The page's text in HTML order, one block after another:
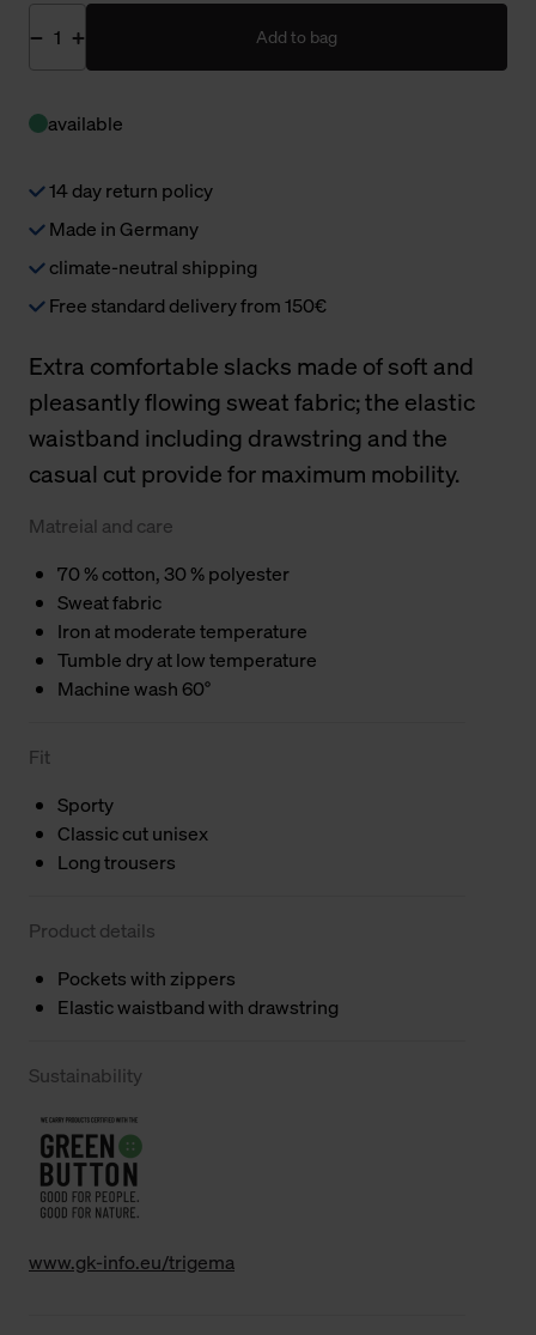
Add to bag
available
14 day return policy
Made in Germany
climate-neutral shipping
Free standard delivery from 150€
Extra comfortable slacks made of soft and
pleasantly flowing sweat fabric; the elastic
waistband including drawstring and the
casual cut provide for maximum mobility.
Matreial and care
70 % cotton, 30 % polyester
Sweat fabric
Iron at moderate temperature
Tumble dry at low temperature
Machine wash 60°
Fit
Sporty
Classic cut unisex
Long trousers
Product details
Pockets with zippers
Elastic waistband with drawstring
Sustainability
www.gk-info.eu/trigema